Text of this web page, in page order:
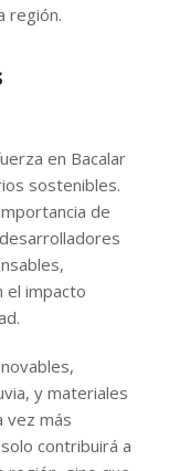
región.
en Bacalar
sostenibles.
de
el impacto
y materiales
vez más
contribuirá a